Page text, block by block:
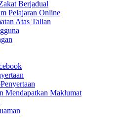
Berjadual
Pelajaran Online
Atas Talian
Mendapatkan Maklumat